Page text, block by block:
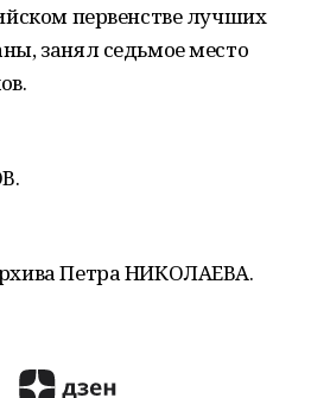
первенстве лучших
занял седьмое место
Петра НИКОЛАЕВА.